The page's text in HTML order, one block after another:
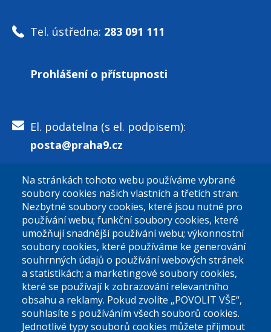
Tel. ústředna: 283 091 111
Prohlášení o přístupnosti
El. podatelna (s el. podpisem):
posta@praha9.cz
El. podatelna (bez el. podpisu):
podatelna@praha9.cz
Úřední dny:
Na stránkách tohoto webu používáme vybrané
soubory cookies našich vlastních a třetích stran:
Nezbytné soubory cookies, které jsou nutné pro
používání webu; funkční soubory cookies, které
umožňují snadnější používání webu; výkonnostní
soubory cookies, které používáme ke generování
souhrnných údajů o používání webových stránek
a statistikách; a marketingové soubory cookies,
které se používají k zobrazování relevantního
obsahu a reklamy. Pokud zvolíte „POVOLIT VŠE“,
souhlasíte s používáním všech souborů cookies.
Jednotlivé typy souborů cookies můžete přijmout